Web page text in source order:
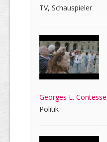
TV, Schauspieler
Georges L. Contesse
Politik